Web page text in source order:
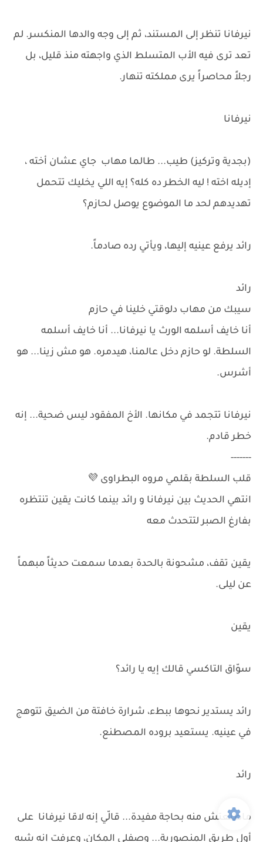
نيرفانا تنظر إلى المستند، ثم إلى وجه والدها المنكسر. لم
تعد ترى فيه الأب المتسلط الذي واجهته منذ قليل، بل
رجلاً محاصراً يرى مملكته تنهار.
نيرفانا
(بجدية وتركيز) طيب... طالما مهاب جاي عشان أخته ،
إديله اخته ! ليه الخطر ده كله؟ إيه اللي يخليك تتحمل
تهديدهم لحد ما الموضوع يوصل لحازم؟
رائد يرفع عينيه إليها، ويأتي رده صادماً.
رائد
سيبك من مهاب دلوقتي خلينا في حازم
أنا خايف أسلمه الورث يا نيرفانا... أنا خايف أسلمه
السلطة. لو حازم دخل عالمنا، هيدمره. هو مش زينا... هو
أشرس.
نيرفانا تتجمد في مكانها. الأخ المفقود ليس ضحية... إنه
خطر قادم.
-------
قلب السلطة بقلمي مروه البطراوى 💜
انتهي الحديث بين نيرفانا و رائد بينما كانت يقين تنتظره
بفارغ الصبر لتتحدث معه
يقين تقف، مشحونة بالحدة بعدما سمعت حديثاً مبهماً
عن ليلى.
يقين
سوّاق التاكسي قالك إيه يا رائد؟
رائد يستدير نحوها ببطء، شرارة خافتة من الضيق تتوهج
في عينيه. يستعيد بروده المصطنع.
رائد
ماطلعتش منه بحاجة مفيدة... قالّي إنه لاقا نيرفانا على
أول طريق المنصورية... وصفلي المكان، وعرفت إنه شبه